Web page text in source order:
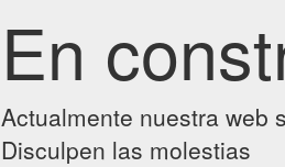
En
Actualmente nuestra web
Disculpen las molestias